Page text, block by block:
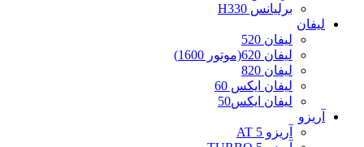
برلیانس H330
لیفان
لیفان 520
لیفان 620(موتور 1600)
لیفان 820
لیفان ایکس 60
لیفان ایکس50
آریزو
آریزو 5 AT